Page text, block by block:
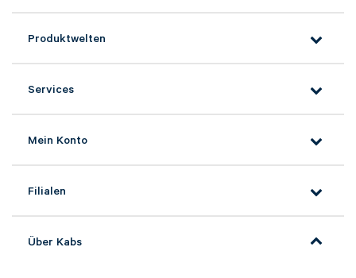
Produktwelten
Services
Mein Konto
Filialen
Über Kabs